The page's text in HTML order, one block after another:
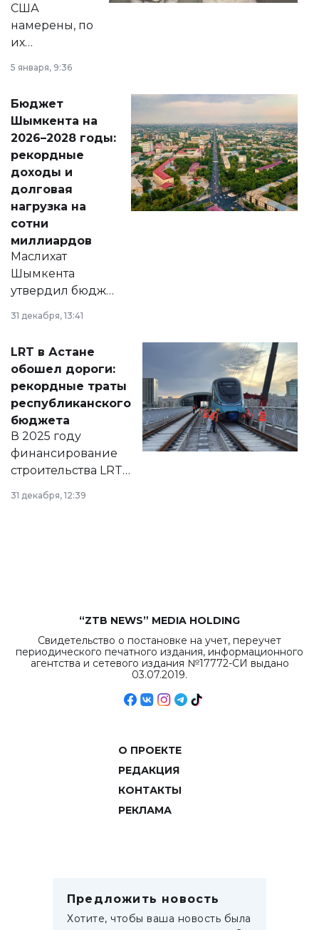
США
намерены, по
их
принести
народу
Венесуэлы.
5 января, 9:36
Бюджет
Шымкента на
2026–2028 годы:
рекордные
доходы и
долговая
нагрузка на
сотни
миллиардов
Маслихат
Шымкента
утвердил бюджет
города на 2026–
2028 годы.
документ
появился в базе
нормативных
правовых актов и
на сайте маслихат
города.
31 декабря, 13:41
LRT в Астане
обошел дороги:
рекордные траты
республиканского
бюджета
В 2025 году
финансирование
строительства LRT
в Астане из
республиканского
31 декабря, 12:39
“ZTB NEWS” MEDIA HOLDING
Свидетельство о постановке на учет, переучет
периодического печатного издания, информационного
агентства и сетевого издания №17772-СИ выдано
03.07.2019.
О ПРОЕКТЕ
РЕДАКЦИЯ
КОНТАКТЫ
РЕКЛАМА
Предложить новость
Хотите, чтобы ваша новость была